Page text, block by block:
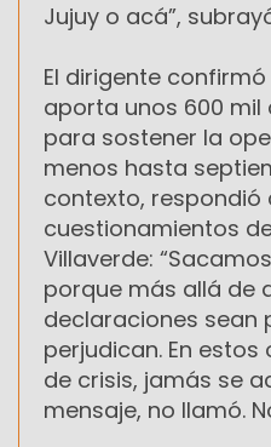
Jujuy o acá”,
El dirigente
aporta unos 600 mil
para sostener la
menos hasta
contexto, respondió
cuestionamientos
Villaverde:
porque más allá de
declaraciones sean
perjudican. En
de crisis, jamás se
mensaje, no llamó.